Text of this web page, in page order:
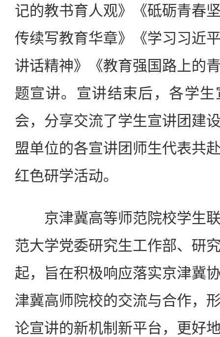
记的教书育人观》《砥砺青春
传续写教育华章》《学习习近
讲话精神》《教育强国路上的
题宣讲。宣讲结束后，各学
会，分享交流了学生宣讲团建
盟单位的各宣讲团师生代表共
红色研学活动。
京津冀高等师范院校学生联
范大学党委研究生工作部、研
起，旨在积极响应落实京津冀
津冀高师院校的交流与合作，
论宣讲的新机制新平台，更好